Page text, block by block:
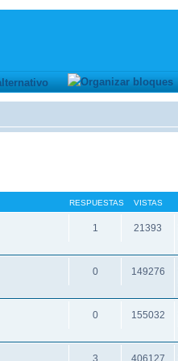
RESPUESTAS VISTAS
1 21393
0 149276
0 155032
3 406127